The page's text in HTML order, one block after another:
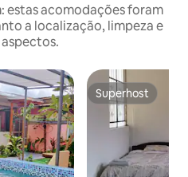
estas acomodações foram
a localização, limpeza e
Superhost
Superhost